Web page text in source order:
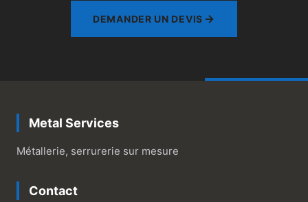
DEMANDER UN DEVIS
Metal Services
Métallerie, serrurerie sur mesure
Contact